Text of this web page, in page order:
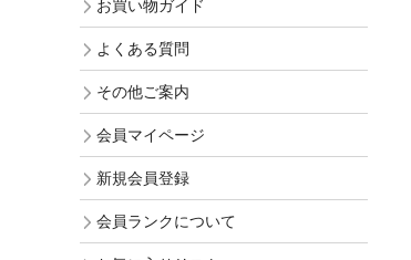
お買い物ガイド
よくある質問
その他ご案内
会員マイページ
新規会員登録
会員ランクについて